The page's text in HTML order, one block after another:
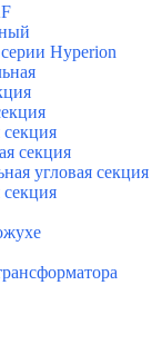
Hyperion
секция
секция
угловая секция
секция